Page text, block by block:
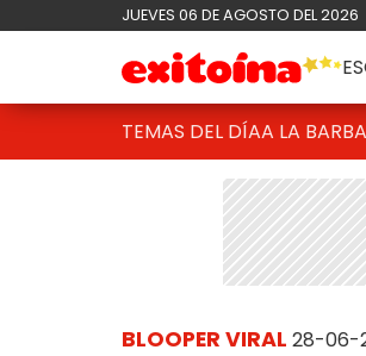
JUEVES 06 DE AGOSTO DEL 2026
TEMAS DEL DÍAA LA
BLOOPER VIRAL 28-06-